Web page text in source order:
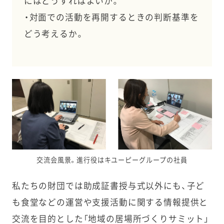
・対面での活動を再開するときの判断基準を
どう考えるか。
交流会風景。進行役はキユーピーグループの社員
私たちの財団では助成証書授与式以外にも、子ど
も食堂などの運営や支援活動に関する情報提供と
交流を目的とした「地域の居場所づくりサミット」